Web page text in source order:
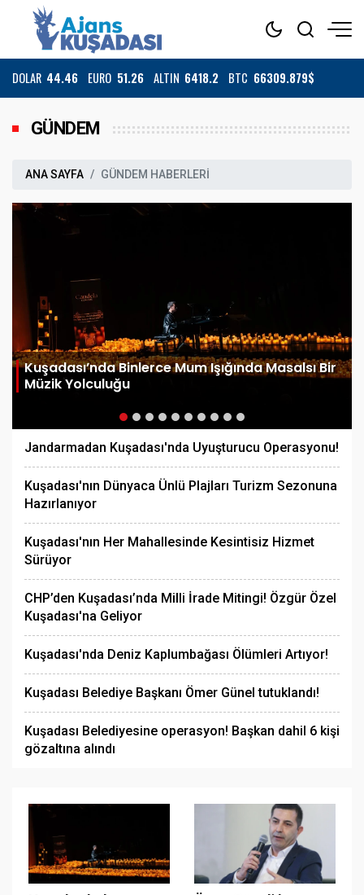
DOLAR 44.46 EURO 51.26 ALTIN 6418.2 BTC 66309.879$
GÜNDEM
ANA SAYFA GÜNDEM HABERLERİ
Kuşadası’nda Binlerce Mum Işığında Masalsı Bir
Müzik Yolculuğu
Jandarmadan Kuşadası'nda Uyuşturucu Operasyonu!
Kuşadası'nın Dünyaca Ünlü Plajları Turizm Sezonuna
Hazırlanıyor
Kuşadası'nın Her Mahallesinde Kesintisiz Hizmet
Sürüyor
CHP’den Kuşadası’nda Milli İrade Mitingi! Özgür Özel
Kuşadası'na Geliyor
Kuşadası'nda Deniz Kaplumbağası Ölümleri Artıyor!
Kuşadası Belediye Başkanı Ömer Günel tutuklandı!
Kuşadası Belediyesine operasyon! Başkan dahil 6 kişi
gözaltına alındı